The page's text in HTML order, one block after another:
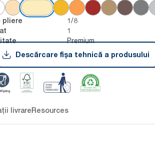
pliere 1/8
1
Premium
Descărcare fișa tehnică a produsului
livrareResources